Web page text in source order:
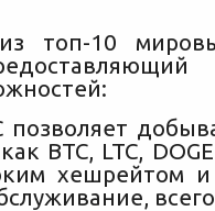
топ-10
позволяет
BTC, LTC,
хешрейтом